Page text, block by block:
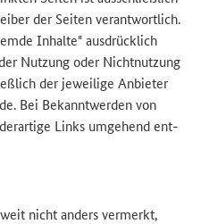
der Sei­ten ver­ant­wort­lich.
In­hal­te" aus­drück­lich
Nut­zung oder Nicht­nut­zung
der je­wei­li­ge An­bie­ter
Bei Be­kannt­wer­den von
Links um­ge­hend ent­
nicht an­ders ver­merkt,